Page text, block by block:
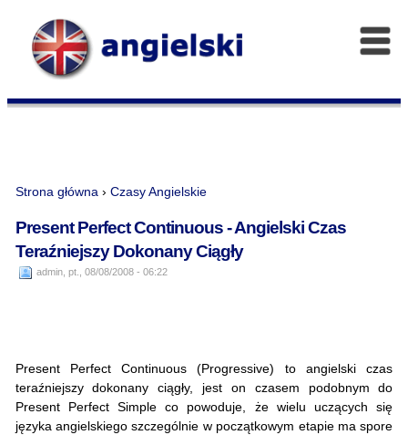
Strona główna› Czasy Angielskie
Present Perfect Continuous - Angielski Czas
Teraźniejszy Dokonany Ciągły
admin, pt., 08/08/2008 - 06:22
Present Perfect Continuous (Progressive) to angielski czas
teraźniejszy dokonany ciągły, jest on czasem podobnym do
Present Perfect Simple co powoduje, że wielu uczących się
języka angielskiego szczególnie w początkowym etapie ma spore